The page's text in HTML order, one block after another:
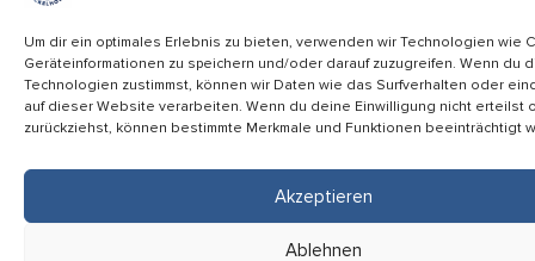
Um dir ein optimales Erlebnis zu bieten, verwenden wir Technologien wie
Geräteinformationen zu speichern und/oder darauf zuzugreifen. Wenn du
Technologien zustimmst, können wir Daten wie das Surfverhalten oder
auf dieser Website verarbeiten. Wenn du deine Einwilligung nicht erteilst
zurückziehst, können bestimmte Merkmale und Funktionen beeinträchtigt
Akzeptieren
Ablehnen